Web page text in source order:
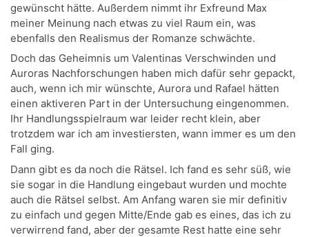
gewünscht hätte. Außerdem nimmt ihr Exfreund Max
meiner Meinung nach etwas zu viel Raum ein, was
ebenfalls den Realismus der Romanze schwächte.
Doch das Geheimnis um Valentinas Verschwinden und
Auroras Nachforschungen haben mich dafür sehr gepackt,
auch, wenn ich mir wünschte, Aurora und Rafael hätten
einen aktiveren Part in der Untersuchung eingenommen.
Ihr Handlungsspielraum war leider recht klein, aber
trotzdem war ich am investiersten, wann immer es um den
Fall ging.
Dann gibt es da noch die Rätsel. Ich fand es sehr süß, wie
sie sogar in die Handlung eingebaut wurden und mochte
auch die Rätsel selbst. Am Anfang waren sie mir definitiv
zu einfach und gegen Mitte/Ende gab es eines, das ich zu
verwirrend fand, aber der gesamte Rest hatte eine sehr